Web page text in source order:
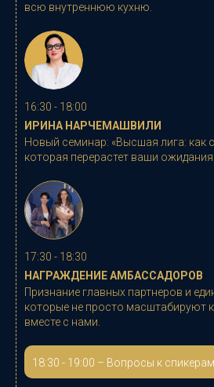
всю внутреннюю кухню.
16:30 - 18:00
ИРИНА НАРЧЕМАШВИЛИ
Новый семинар: «Высшая лига: как
которая перерастет ваши ожидания.
17:30 - 18:30
НАГРАЖДЕНИЕ АМБАССАДОРОВ
Признание главных партнеров и
которые не просто масштабируют
вместе с нами.
18:30 - 19:00 – Вопросы к